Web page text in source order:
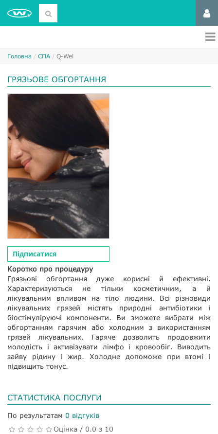
Головна СПА Q-Wel
ГРЯЗЬОВЕ ОБГОРТАННЯ
Підписатися
Коротко про процедуру
Грязьові обгортання дуже корисні й ефективні.
Характеризуються не тільки косметичним, а й
лікувальним впливом на тіло людини. Всі різновиди
лікувальних грязей містять природні антибіотики і
біостімуліруючі компоненти. Ви зможете вибрати між
обгортанням гарячим або холодним з використанням
грязей лікувальних. Гаряче дозволить продовжити
молодість і активізувати лімфо і кровообіг. Виводить
зайву рідину і жир. Холодне допоможе при втомі і
підвищить тонус.
СТАТИСТИКА ПОСЛУГИ
По результатам 0 відгуків
Оцінка / 0.0 з 10